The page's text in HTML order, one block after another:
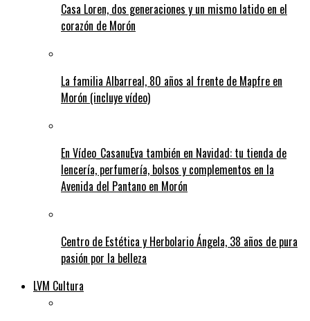
Casa Loren, dos generaciones y un mismo latido en el
corazón de Morón
La familia Albarreal, 80 años al frente de Mapfre en
Morón (incluye vídeo)
En Vídeo_CasanuEva también en Navidad: tu tienda de
lencería, perfumería, bolsos y complementos en la
Avenida del Pantano en Morón
Centro de Estética y Herbolario Ángela, 38 años de pura
pasión por la belleza
LVM Cultura